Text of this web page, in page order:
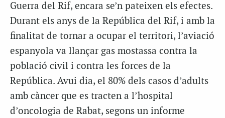
Guerra del Rif, encara se’n pateixen els efectes.
Durant els anys de la República del Rif, i amb la
finalitat de tornar a ocupar el territori, l’aviació
espanyola va llançar gas mostassa contra la
població civil i contra les forces de la
República. Avui dia, el 80% dels casos d’adults
amb càncer que es tracten a l’hospital
d’oncologia de Rabat, segons un informe